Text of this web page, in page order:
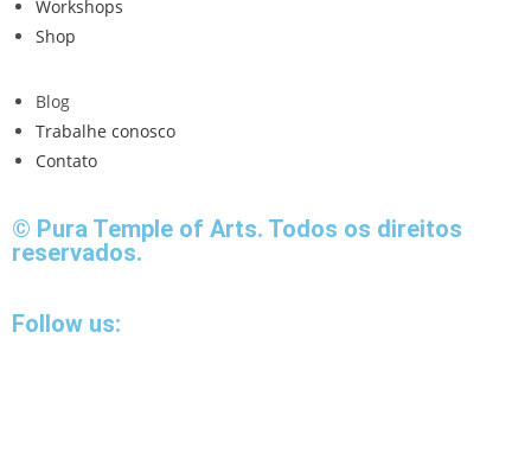
Workshops
Shop
Blog
Trabalhe conosco
Contato
© Pura Temple of Arts. Todos os direitos
reservados.
Follow us: